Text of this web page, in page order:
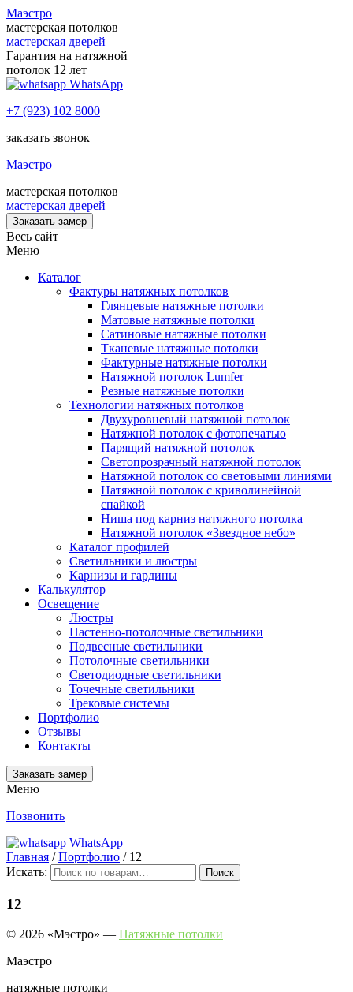
Маэстро
мастерская потолков
мастерская дверей
Гарантия на натяжной
потолок 12 лет
WhatsApp
+7 (923) 102 8000
заказать звонок
Маэстро
мастерская потолков
мастерская дверей
Заказать замер
Весь сайт
Меню
Каталог
Фактуры натяжных потолков
Глянцевые натяжные потолки
Матовые натяжные потолки
Сатиновые натяжные потолки
Тканевые натяжные потолки
Фактурные натяжные потолки
Натяжной потолок Lumfer
Резные натяжные потолки
Технологии натяжных потолков
Двухуровневый натяжной потолок
Натяжной потолок с фотопечатью
Парящий натяжной потолок
Светопрозрачный натяжной потолок
Натяжной потолок со световыми линиями
Натяжной потолок с криволинейной
спайкой
Ниша под карниз натяжного потолка
Натяжной потолок «Звездное небо»
Каталог профилей
Светильники и люстры
Карнизы и гардины
Калькулятор
Освещение
Люстры
Настенно-потолочные светильники
Подвесные светильники
Потолочные светильники
Светодиодные светильники
Точечные светильники
Трековые системы
Портфолио
Отзывы
Контакты
Заказать замер
Меню
Позвонить
WhatsApp
Главная /Портфолио / 12
Искать:
Поиск
12
© 2026 «Мэстро» — Натяжные потолки
Маэстро
натяжные потолки